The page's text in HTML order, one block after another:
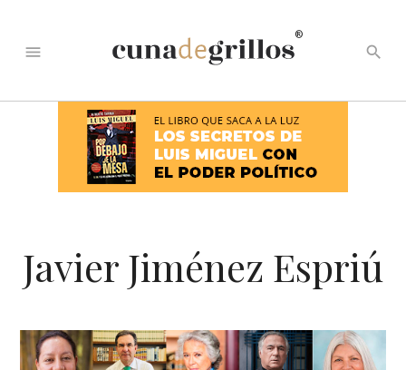
menu
®
search
Javier Jiménez Espriú